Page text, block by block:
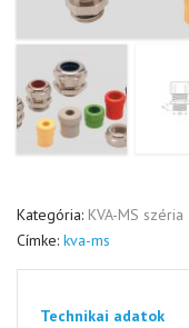
Kategória: KVA-MS széria
Címke: kva-ms
Technikai adatok